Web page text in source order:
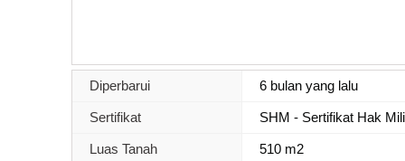
Diperbarui 6 bulan yang lalu
Sertifikat SHM - Sertifikat Hak
Luas Tanah 510 m2